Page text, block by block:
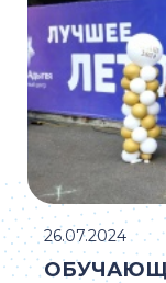
26.07.2024